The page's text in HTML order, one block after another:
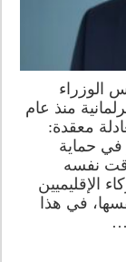
الوزراء
منذ عام
معقدة:
في حماية
نفسه
الإقليميين
في هذا
…